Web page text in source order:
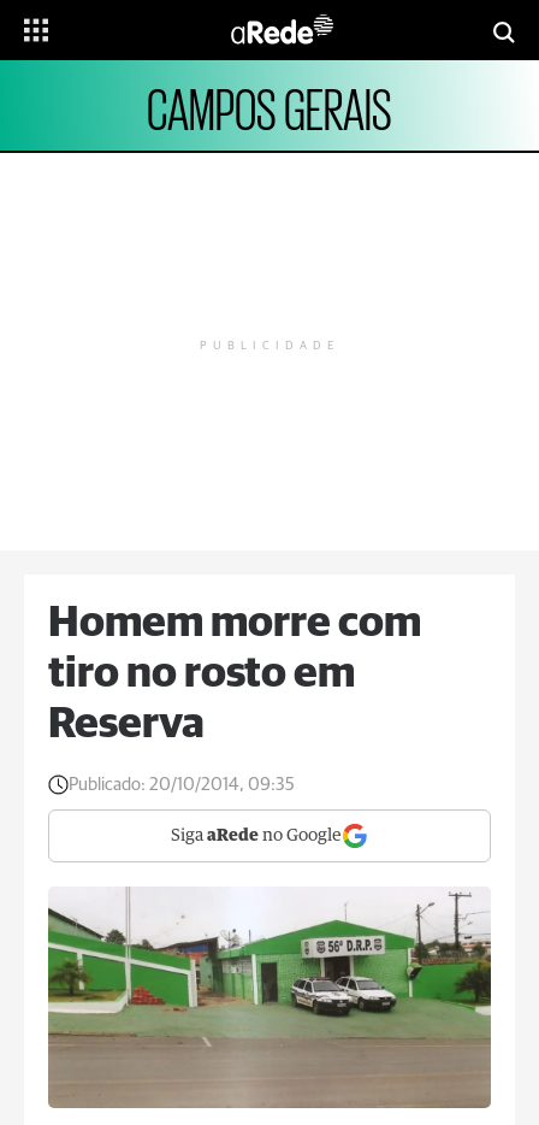
CAMPOS GERAIS
PUBLICIDADE
Homem morre com
tiro no rosto em
Reserva
Publicado: 20/10/2014, 09:35
Siga aRede no Google